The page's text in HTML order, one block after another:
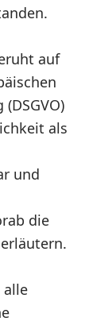
auf
als
und
die
alle